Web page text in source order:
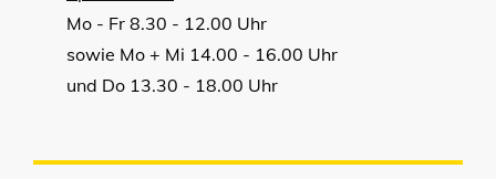
Mo - Fr 8.30 - 12.00 Uhr
sowie Mo + Mi 14.00 - 16.00 Uhr
und Do 13.30 - 18.00 Uhr